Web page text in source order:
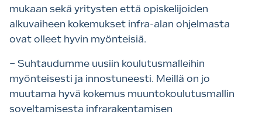
mukaan sekä yritysten että opiskelijoiden
alkuvaiheen kokemukset infra-alan ohjelmasta
ovat olleet hyvin myönteisiä.
– Suhtaudumme uusiin koulutusmalleihin
myönteisesti ja innostuneesti. Meillä on jo
muutama hyvä kokemus muuntokoulutusmallin
soveltamisesta infrarakentamisen